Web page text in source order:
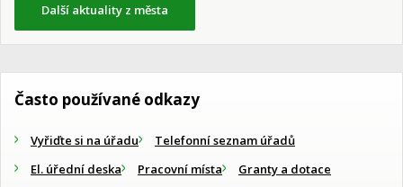
Další aktuality z města
Často používané odkazy
Vyřiďte si na úřadu
Telefonní seznam úřadů
El. úřední deska
Pracovní místa
Granty a dotace